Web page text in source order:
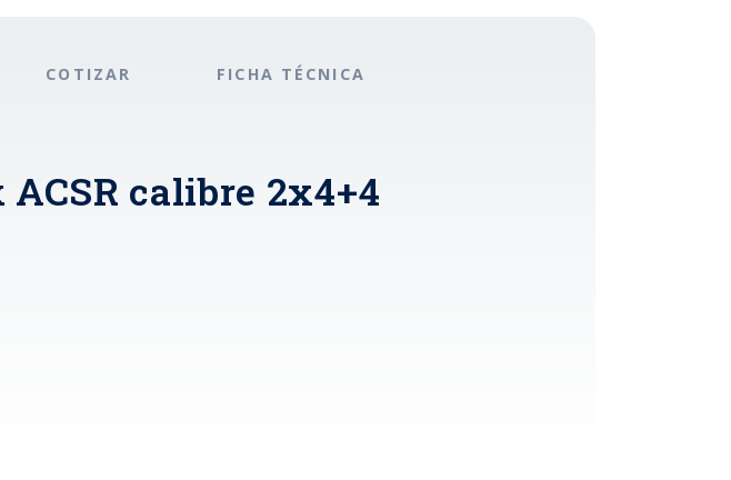
COTIZAR FICHA TÉCNICA
calibre 2x4+4